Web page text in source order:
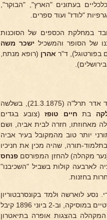
בעתונים "הארץ", "הבוקר",
"לודז" ועוד ספרים.
במחלקת הכספים של הסוכנות
של הסופר והמשכיל ישכר משה
בפורטוגל), ד"ר אהרן (רופא מנתח,
נולד במושבה החקלאית היהודית איזלוצ'יסטאיה. פלך חרסון, אוקראינה, י"ד אדר תרל"ה (21.3.1875), בשלשה
בת חיים טופז(צובע בגדים
מאחוזתו, חזרה לבית אביה, ושם
יותר טוב מהמקובל בעיר אביה
תורה, שהיה מכין את חניכיו
מקהלה) להחזן המפורסם פנחס
ובן 12 חיבר קומפוזיציה לארבעה קולות בשביל "השכיבנו"
בחזנות.
לוארשה ולמד בקונסרבטוריון
הממלכתי בשנות 1891--96. הצטיין בלימודיו והשתכר למחיתו משיעורים פרטיים במוסיקה, וב-2 ביוני 1896 קיבל
בהצגות אופרה בתיאטרון